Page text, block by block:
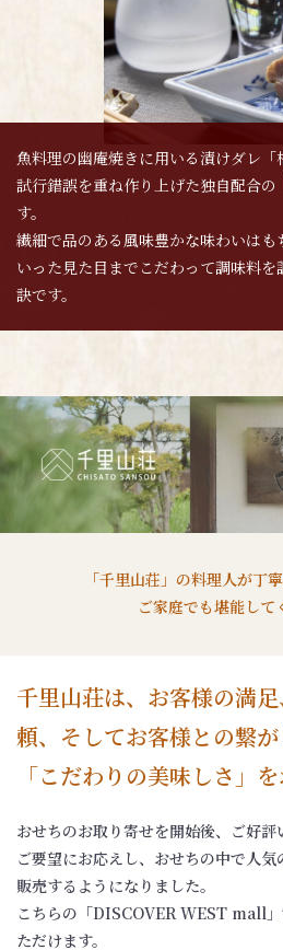
魚料理の幽庵焼きに用いる漬けダレ「
試行錯誤を重ね作り上げた独自配合
す。
繊細で品のある風味豊かな味わいは
いった見た目までこだわって調味料
訣です。
「千里山荘」の料理人が丁
ご家庭でも堪能して
千里山荘は、お客様の満
頼、そしてお客様との繋が
「こだわりの美味しさ」
おせちのお取り寄せを開始後、ご好評
ご要望にお応えし、おせちの中で人
販売するようになりました。
こちらの「DISCOVER WEST mall
ただけます。